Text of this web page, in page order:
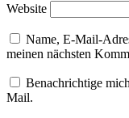
Website
Name, E-Mail-
meinen nächsten
Benachrichtige
Mail.